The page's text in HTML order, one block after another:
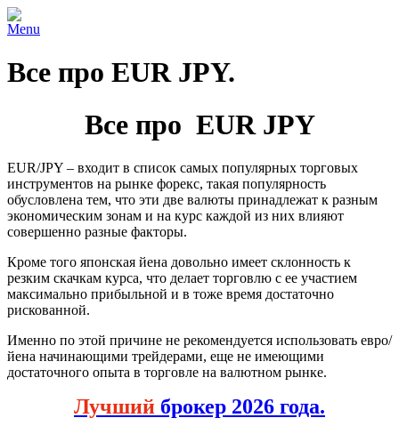
Menu
Все про EUR JPY.
Все про EUR JPY
EUR/JPY – входит в список самых популярных торговых
инструментов на рынке форекс, такая популярность
обусловлена тем, что эти две валюты принадлежат к разным
экономическим зонам и на курс каждой из них влияют
совершенно разные факторы.
Кроме того японская йена довольно имеет склонность к
резким скачкам курса, что делает торговлю с ее участием
максимально прибыльной и в тоже время достаточно
рискованной.
Именно по этой причине не рекомендуется использовать евро/
йена начинающими трейдерами, еще не имеющими
достаточного опыта в торговле на валютном рынке.
Лучший брокер 2026 года.